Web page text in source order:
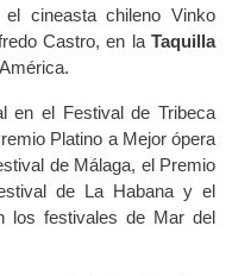
cineasta chileno Vinko
Castro, en la Taquilla
en el Festival de Tribeca
Platino a Mejor ópera
de Málaga, el Premio
de La Habana y el
los festivales de Mar del